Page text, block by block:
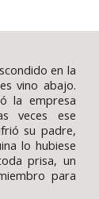
en la
vino abajo.
la empresa
veces ese
su padre,
lo hubiese
prisa, un
para